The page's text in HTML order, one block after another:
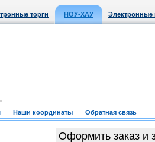
торги НОУ-ХАУ Электронные
Наши координаты Обратная связь
Оформить заказ и